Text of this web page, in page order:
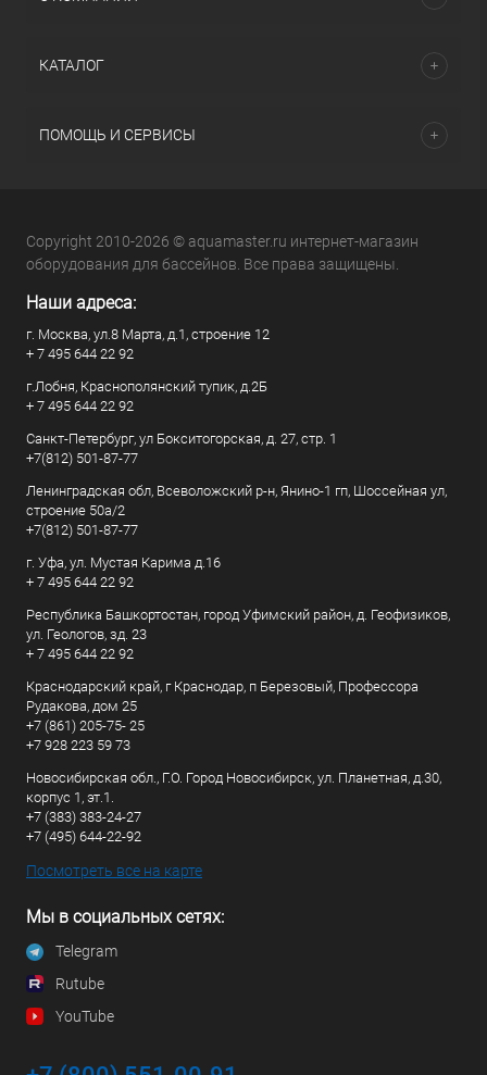
КАТАЛОГ
ПОМОЩЬ И СЕРВИСЫ
Copyright 2010-2026 © aquamaster.ru интернет-магазин
оборудования для бассейнов. Все права защищены.
Наши адреса:
г. Москва, ул.8 Марта, д.1, строение 12
+ 7 495 644 22 92
г.Лобня, Краснополянский тупик, д.2Б
+ 7 495 644 22 92
Санкт-Петербург, ул Бокситогорская, д. 27, стр. 1
+7(812) 501-87-77
Ленинградская обл, Всеволожский р-н, Янино-1 гп, Шоссейная ул,
строение 50а/2
+7(812) 501-87-77
г. Уфа, ул. Мустая Карима д.16
+ 7 495 644 22 92
Республика Башкортостан, город Уфимский район, д. Геофизиков,
ул. Геологов, зд. 23
+ 7 495 644 22 92
Краснодарский край, г Краснодар, п Березовый, Профессора
Рудакова, дом 25
+7 (861) 205-75- 25
+7 928 223 59 73
Новосибирская обл., Г.О. Город Новосибирск, ул. Планетная, д.30,
корпус 1, эт.1.
+7 (383) 383-24-27
+7 (495) 644-22-92
Посмотреть все на карте
Мы в социальных сетях:
Telegram
Rutube
YouTube